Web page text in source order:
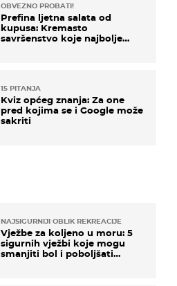
NAJSIGURNIJI OBLIK REKREACIJE
Vježbe za koljeno u moru: 5
sigurnih vježbi koje mogu
smanjiti bol i poboljšati
OBVEZNO PROBATI!
Prefina ljetna salata od
kupusa: Kremasto
savršenstvo koje najbolje
15 PITANJA
Kviz općeg znanja: Za one
pred kojima se i Google može
sakriti